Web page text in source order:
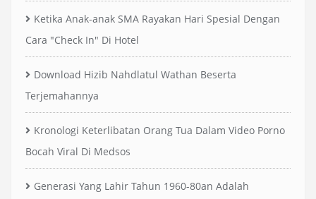
Ketika Anak-anak SMA Rayakan Hari Spesial Dengan
Cara "Check In" Di Hotel
Download Hizib Nahdlatul Wathan Beserta
Terjemahannya
Kronologi Keterlibatan Orang Tua Dalam Video Porno
Bocah Viral Di Medsos
Generasi Yang Lahir Tahun 1960-80an Adalah